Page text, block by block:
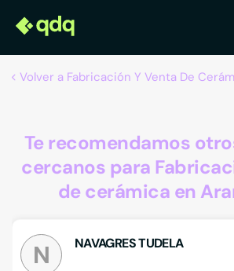
Volver a Fabricación Y Venta De
Te recomendamos
cercanos para
de cerámica en
N NAVAGRES TUDELA